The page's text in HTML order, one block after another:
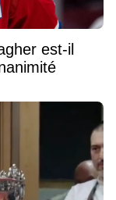
est-il